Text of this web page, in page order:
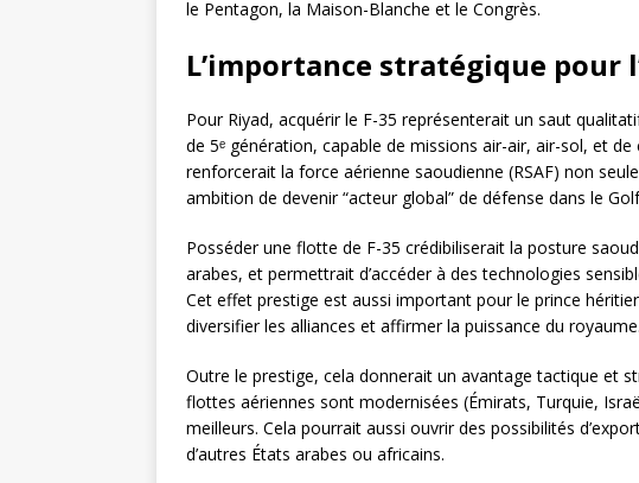
le Pentagon, la Maison-Blanche et le Congrès.
L’importance stratégique pour
Pour Riyad, acquérir le F-35 représenterait un saut
de 5ᵉ génération, capable de missions air-air, air-sol, et
renforcerait la force aérienne saoudienne (RSAF) non
ambition de devenir “acteur global” de défense dans le
Posséder une flotte de F-35 crédibiliserait la posture
arabes, et permettrait d’accéder à des technologies
Cet effet prestige est aussi important pour le prince
diversifier les alliances et affirmer la puissance du royaume.
Outre le prestige, cela donnerait un avantage tactique et
flottes aériennes sont modernisées (Émirats, Turquie,
meilleurs. Cela pourrait aussi ouvrir des possibilités
d’autres États arabes ou africains.